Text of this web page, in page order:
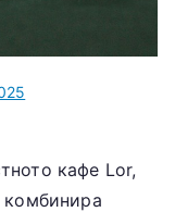
кафе Lor,
комбинира